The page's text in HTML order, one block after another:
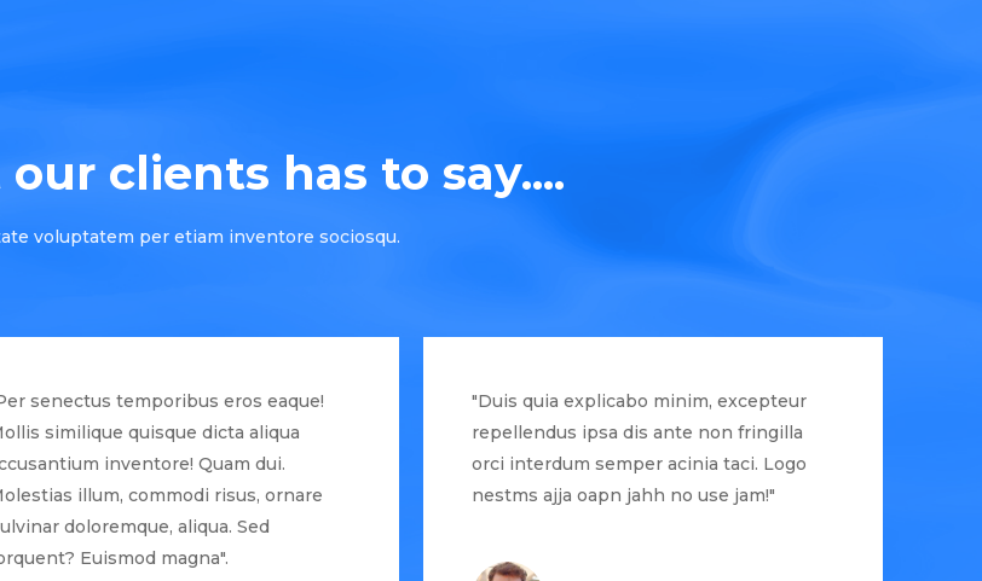
clients has to say....
voluptatem per etiam inventore sociosqu.
senectus temporibus eros eaque!
similique quisque dicta aliqua
inventore! Quam dui.
illum, commodi risus, ornare
doloremque, aliqua. Sed
Euismod magna".
"Duis quia explicabo minim, excepteur
repellendus ipsa dis ante non fringilla
orci interdum semper acinia taci. Logo
nestms ajja oapn jahh no use jam!"